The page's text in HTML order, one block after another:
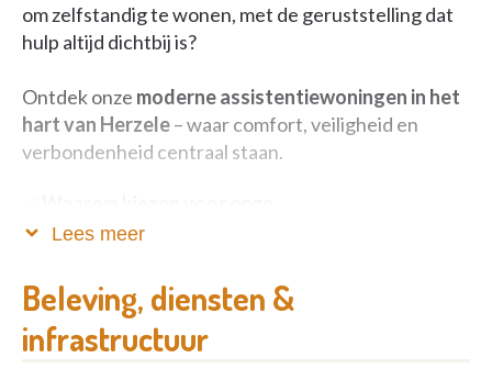
om zelfstandig te wonen, met de geruststelling dat
hulp altijd dichtbij is?
Ontdek onze moderne assistentiewoningen in het
hart van Herzele– waar comfort, veiligheid en
verbondenheid centraal staan.
assistentiewoningen?
- Volledig uitgeruste flats
met eigen keuken,
badkamer, leefruimte en zonnig terras
Lees meer
Beleving, diensten &
infrastructuur